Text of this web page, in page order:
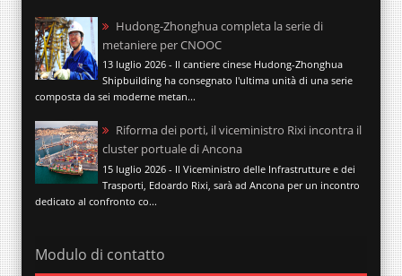
Hudong-Zhonghua completa la serie di
metaniere per CNOOC
13 luglio 2026 - Il cantiere cinese Hudong-Zhonghua
Shipbuilding ha consegnato l'ultima unità di una serie
composta da sei moderne metan...
Riforma dei porti, il viceministro Rixi incontra il
cluster portuale di Ancona
15 luglio 2026 - Il Viceministro delle Infrastrutture e dei
Trasporti, Edoardo Rixi, sarà ad Ancona per un incontro
dedicato al confronto co...
Modulo di contatto